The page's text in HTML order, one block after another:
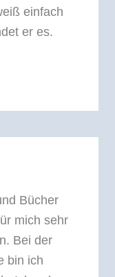
einfach
er es.
Bücher
mich sehr
Bei der
bin ich